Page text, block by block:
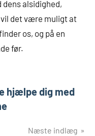
dens alsidighed,
det være muligt at
os, og på en
før.
hjælpe dig med
Næste indlæg